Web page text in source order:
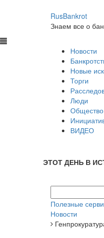
RusBankrot
Знаем все о
Новости
Новые
Торги
Люди
Общество
ВИДЕО
ЭТОТ ДЕНЬ В
Полезные
Новости